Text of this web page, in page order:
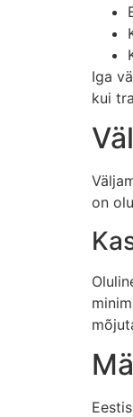
Iga
kui
on